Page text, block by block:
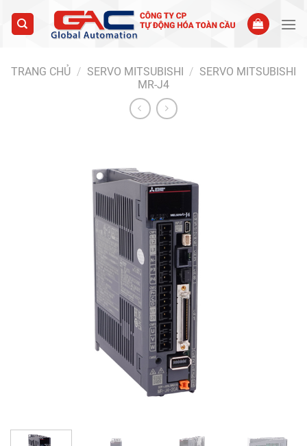
TRANG CHỦ / SERVO MITSUBISHI / SERVO MITSUBISHI
MR-J4